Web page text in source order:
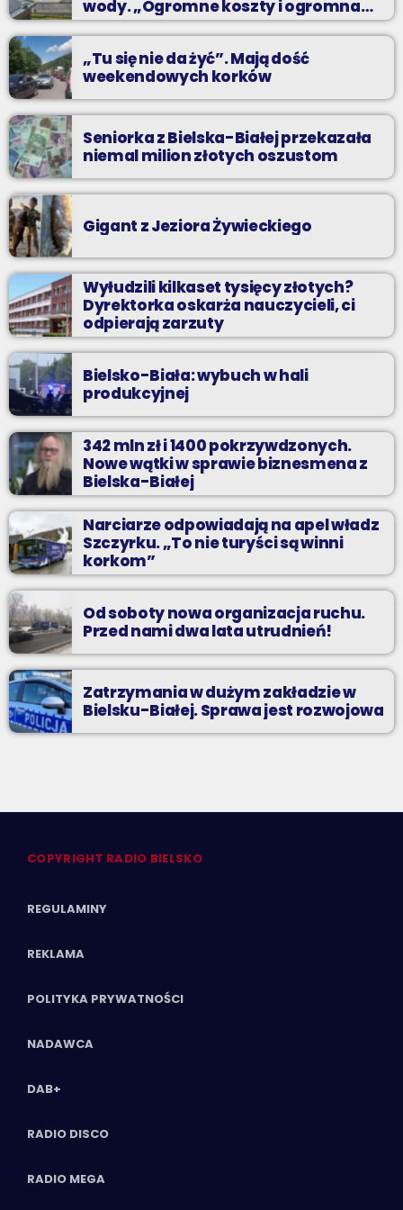
wody. „Ogromne koszty i ogromna
praca”
„Tu się nie da żyć”. Mają dość
weekendowych korków
Seniorka z Bielska-Białej przekazała
niemal milion złotych oszustom
Gigant z Jeziora Żywieckiego
Wyłudzili kilkaset tysięcy złotych?
Dyrektorka oskarża nauczycieli, ci
odpierają zarzuty
Bielsko-Biała: wybuch w hali
produkcyjnej
342 mln zł i 1400 pokrzywdzonych.
Nowe wątki w sprawie biznesmena z
Bielska-Białej
Narciarze odpowiadają na apel władz
Szczyrku. „To nie turyści są winni
korkom”
Od soboty nowa organizacja ruchu.
Przed nami dwa lata utrudnień!
Zatrzymania w dużym zakładzie w
Bielsku-Białej. Sprawa jest rozwojowa
COPYRIGHT RADIO BIELSKO
REGULAMINY
REKLAMA
POLITYKA PRYWATNOŚCI
NADAWCA
DAB+
RADIO DISCO
RADIO MEGA